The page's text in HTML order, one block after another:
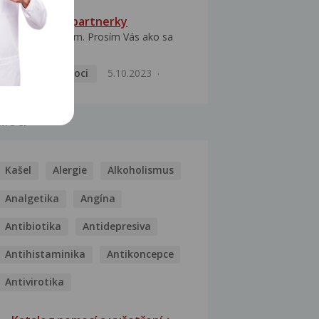
HPV typ 52 u partnerky
Dobrý deň prajem. Prosím Vás ako sa
Pohlavní nemoci
5.10.2023
Kašel Alergie Alkoholismus
Analgetika Angína
Antibiotika Antidepresiva
Antihistaminika Antikoncepce
Antivirotika